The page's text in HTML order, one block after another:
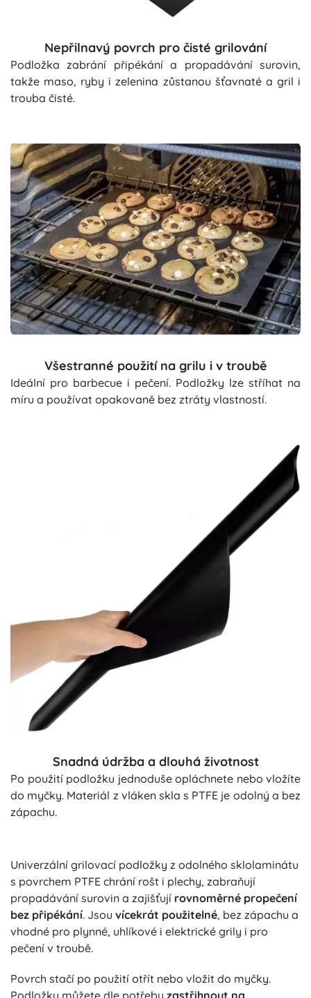
Nepřilnavý povrch pro čisté grilování
Podložka zabrání připékání a propadávání surovin,
takže maso, ryby i zelenina zůstanou šťavnaté a gril i
trouba čisté.
Všestranné použití na grilu i v troubě
Ideální pro barbecue i pečení. Podložky lze stříhat na
míru a používat opakovaně bez ztráty vlastností.
Snadná údržba a dlouhá životnost
Po použití podložku jednoduše opláchnete nebo vložíte
do myčky. Materiál z vláken skla s PTFE je odolný a bez
zápachu.
Univerzální grilovací podložky z odolného sklolaminátu
s povrchem PTFE chrání rošt i plechy, zabraňují
propadávání surovin a zajišťují rovnoměrné propečení
bez připékání. Jsou vícekrát použitelné, bez zápachu a
vhodné pro plynné, uhlíkové i elektrické grily i pro
pečení v troubě.
Povrch stačí po použití otřít nebo vložit do myčky.
Podložky můžete dle potřeby zastřihnout na